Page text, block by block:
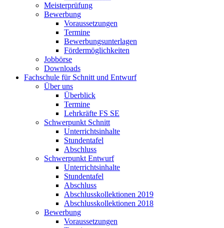
Meisterprüfung
Bewerbung
Voraussetzungen
Termine
Bewerbungsunterlagen
Fördermöglichkeiten
Jobbörse
Downloads
Fachschule für Schnitt und Entwurf
Über uns
Überblick
Termine
Lehrkräfte FS SE
Schwerpunkt Schnitt
Unterrichtsinhalte
Stundentafel
Abschluss
Schwerpunkt Entwurf
Unterrichtsinhalte
Stundentafel
Abschluss
Abschlusskollektionen 2019
Abschlusskollektionen 2018
Bewerbung
Voraussetzungen